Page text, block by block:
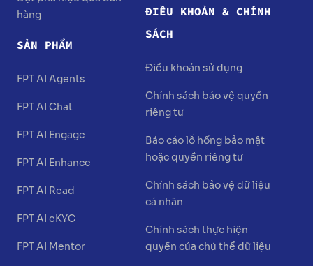
hàng
SẢN PHẨM
FPT AI Agents
FPT AI Chat
FPT AI Engage
FPT AI Enhance
FPT AI Read
FPT AI eKYC
FPT AI Mentor
ĐIỀU KHOẢN & CHÍNH
SÁCH
Điều khoản sử dụng
Chính sách bảo vệ quyền
riêng tư
Báo cáo lỗ hổng bảo mật
hoặc quyền riêng tư
Chính sách bảo vệ dữ liệu
cá nhân
Chính sách thực hiện
quyền của chủ thể dữ liệu